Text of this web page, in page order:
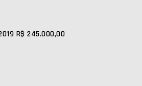
R$ 245.000,00